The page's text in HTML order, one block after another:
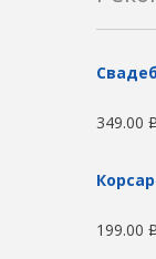
349.00 Р
199.00 Р